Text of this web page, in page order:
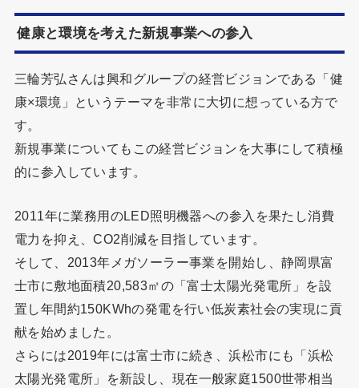
健康と環境を考えた新規事業への参入
三輪芳弘さんは興和グループの経営ビジョンである「健
康×環境」というテーマを非常に大切に想っている方で
す。
新規事業についてもこの経営ビジョンを大事にして積極
的に参入しています。
2011年に業務用のLED照明機器への参入を果たし消費
電力を抑え、CO2削減を目指しています。
そして、2013年メガソーラー事業を開始し、静岡県富
士市に敷地面積20,583㎡の「富士太陽光発電所」を設
置し年間約150KWhの発電を行い低炭素社会の実現に貢
献を始めました。
さらには2019年には富士市に続き、浜松市にも「浜松
太陽光発電所」を新設し、現在一般家庭1500世帯相当